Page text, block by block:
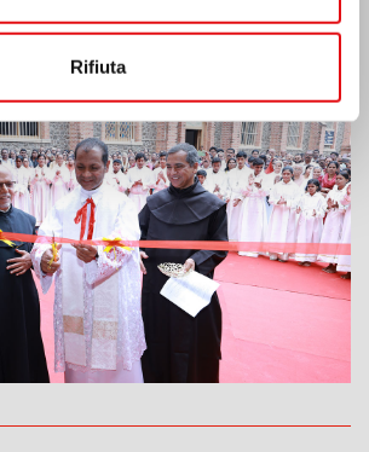
Rifiuta
e inaugurazione del